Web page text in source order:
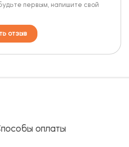
первым, напишите свой
отзыв
оплаты